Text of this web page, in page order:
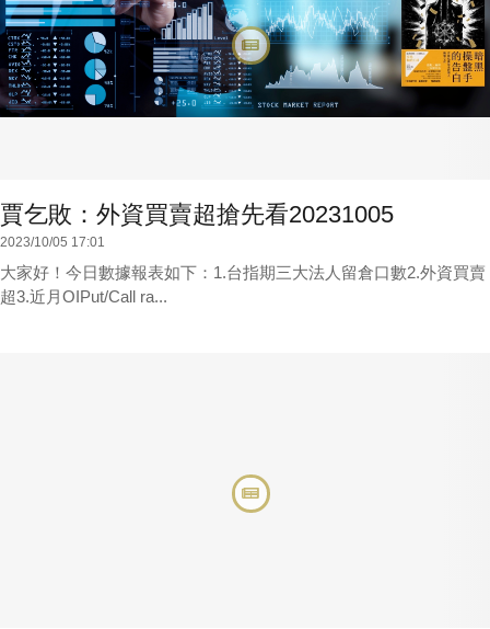
賈乞敗：外資買賣超搶先看20231005
2023/10/05 17:01
大家好！今日數據報表如下：1.台指期三大法人留倉口數2.外資買賣
超3.近月OIPut/Call ra...